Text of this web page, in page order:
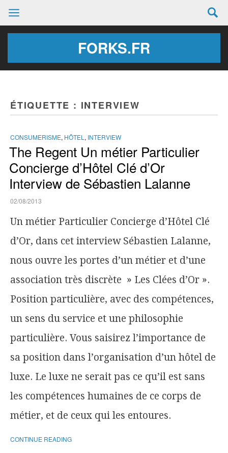
FORKS.FR
ÉTIQUETTE : INTERVIEW
CONSUMERISME, HÔTEL , INTERVIEW
The Regent Un métier Particulier
Concierge d’Hôtel Clé d’Or
Interview de Sébastien Lalanne
02/08/2013
Un métier Particulier Concierge d’Hôtel Clé
d’Or, dans cet interview Sébastien Lalanne,
nous ouvre les portes d’un métier et d’une
association très discrète » Les Clées d’Or ».
Position particulière, avec des compétences,
un sens du service et une philosophie
particulière. Vous saisirez l’importance de
sa position dans l’organisation d’un hôtel de
luxe. Le luxe ne serait pas ce qu’il est sans
les compétences humaines de ce corps de
métier, et de ceux qui les entoures.
CONTINUE READING